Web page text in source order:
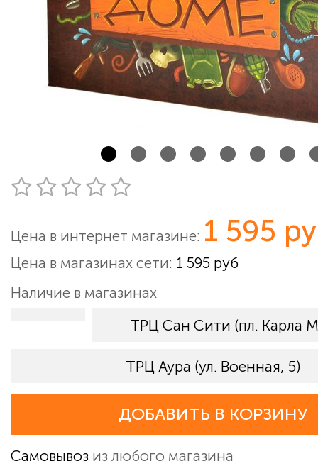
Цена в интернет магазине: 1 595
Цена в магазинах сети: 1 595 руб
Наличие в магазинах
ТРЦ Сан Сити (пл. Карла
ТРЦ Аура (ул. Военная, 5)
ДОБАВИТЬ В КОРЗИНУ
Самовывоз из любого магазина